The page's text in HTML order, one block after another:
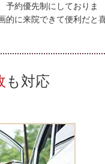
予約優先制にしておりま
的に来院できて便利だと
も対応